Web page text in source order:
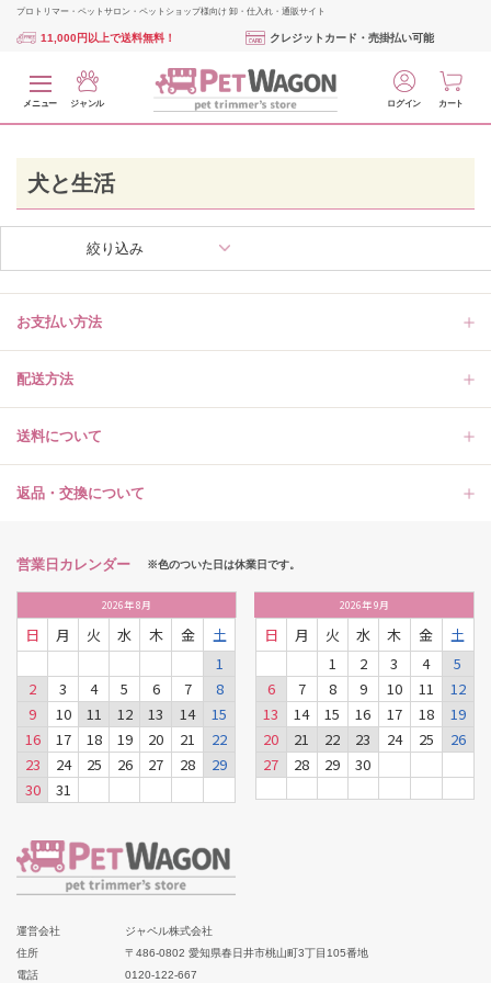
プロトリマー・ペットサロン・ペットショップ様向け 卸・仕入れ・通販サイト
11,000円以上で送料無料！ クレジットカード・売掛払い可能
メニュー ジャンル ログイン カート
犬と生活
絞り込み
お支払い方法
配送方法
送料について
返品・交換について
営業日カレンダー ※色のついた日は休業日です。
2026年8月
日 月 火 水 木 金
土
1
2
3 4 5 6 7
8
9
10 11 12 13 14
15
16
17 18 19 20 21
22
23
24 25 26 27 28
29
30
31
2026年9月
日 月 火 水 木 金
土
1
2 3 4
5
6
7 8 9 10 11
12
13
14 15 16 17 18
19
20
21 22 23 24 25
26
27
28 29 30
運営会社
ジャペル株式会社
住所
〒486-0802 愛知県春日井市桃山町3丁目105番地
電話
0120-122-667